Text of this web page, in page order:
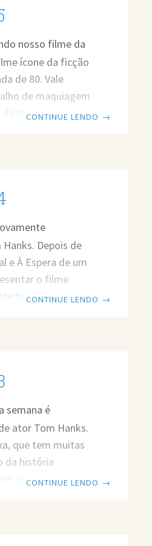
como você
nosso filme da
ícone da ficção
de 80. Vale
de maquiagem
transformação
CONTINUE LENDO →
Depois de
e À Espera de um
o filme
bem feito e
preso
CONTINUE LENDO →
semana é
ator Tom Hanks.
que tem muitas
da história
ao filme e a
CONTINUE LENDO →